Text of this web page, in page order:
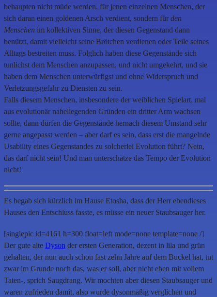
behaupten nicht müde werden, für jenen einzelnen Menschen, der
sich daran einen goldenen Arsch verdient, sondern fürden
Menschen im kollektiven Sinne, der diesen Gegenstand dann
benützt, damit vielleicht seine Brötchen verdienen oder Teile seines
Alltags bestreiten muss. Folglich haben diese Gegenstände sich
tunlichst dem Menschen anzupassen, und nicht umgekehrt, und sie
haben dem Menschen unterwürfigst und ohne Widerspruch und
Verletzungsgefahr zu Diensten zu sein.
Falls diesem Menschen, insbesondere der weiblichen Spielart, mal
aus evolutionär naheliegenden Gründen ein dritter Arm wachsen
sollte, dann dürfen die Gegenstände hernach diesem Umstand sehr
gerne angepasst werden – aber darf es sein, dass erst die mangelnde
Usability eines Gegenstandes zu solcherlei Evolution führt? Nein,
das darf nicht sein! Und man unterschätze das Tempo der Evolution
nicht!
Es begab sich kürzlich im Hause Etosha, dass der Herr ebendieses
Hauses den Entschluss fasste, es müsse ein neuer Staubsauger her.
[singlepic id=4161 h=300 float=left mode=none template=none /]
Der gute alte Dyson der ersten Generation, dezent in lila und grün
gehalten, der nun auch schon fast zehn Jahre auf dem Buckel hat, tut
zwar im Grunde noch das, was er soll, aber nicht eben mit vollem
Taten-, sprich Saugdrang. Wir mochten aber diesen Staubsauger und
waren zufrieden damit, also wurde dysonmäßig verglichen und